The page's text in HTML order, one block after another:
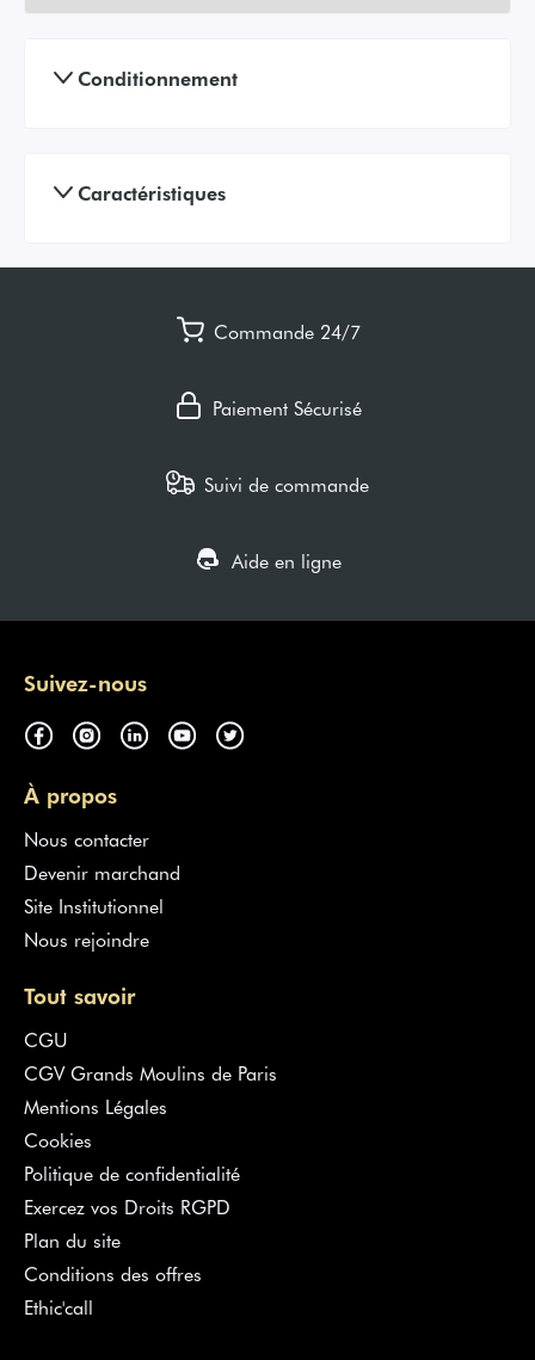
Conditionnement
Caractéristiques
Commande 24/7
Paiement Sécurisé
Suivi de commande
Aide en ligne
Suivez-nous
À propos
Nous contacter
Devenir marchand
Site Institutionnel
Nous rejoindre
Tout savoir
CGU
CGV Grands Moulins de Paris
Mentions Légales
Cookies
Politique de confidentialité
Exercez vos Droits RGPD
Plan du site
Conditions des offres
Ethic'call